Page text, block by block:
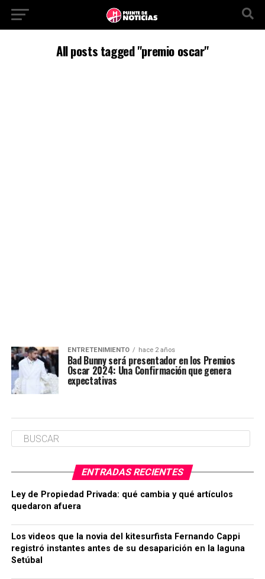
All posts tagged "premio oscar"
ENTRETENIMIENTO hace 2 años
Bad Bunny será presentador en los Premios
Oscar 2024: Una Confirmación que genera
expectativas
ENTRADAS RECIENTES
Ley de Propiedad Privada: qué cambia y qué artículos
quedaron afuera
Los videos que la novia del kitesurfista Fernando Cappi
registró instantes antes de su desaparición en la laguna
Setúbal